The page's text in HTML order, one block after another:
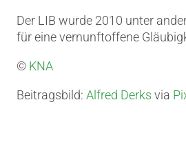
Der LIB wurde 2010 unter
für eine vernunftoffene
© KNA
Beitragsbild: Alfred Derks via